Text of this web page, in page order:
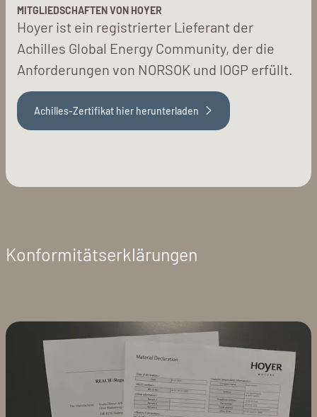
MITGLIEDSCHAFTEN VON HOYER
Hoyer ist ein registrierter Lieferant der
Achilles Global Energy Community, der die
Anforderungen von NORSOK und IOGP erfüllt.
Achilles-Zertifikat hier herunterladen
Konformitätserklärungen